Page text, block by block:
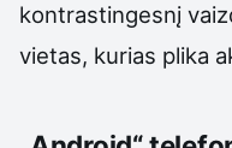
kontrastingesnį
vietas, kurias plika